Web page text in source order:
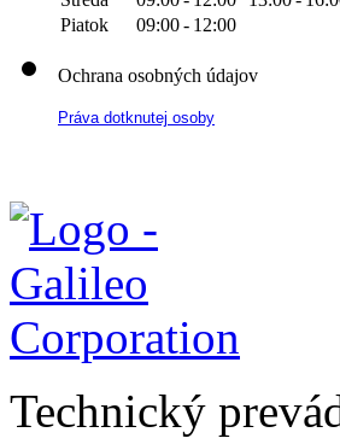
Piatok
09:00- 12:00
Ochrana osobných údajov
Práva dotknutej osoby
Technický